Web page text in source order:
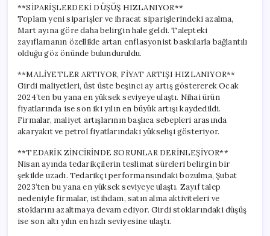
**SİPARİŞLERDEKİ DÜŞÜŞ HIZLANIYOR**
Toplam yeni siparişler ve ihracat siparişlerindeki azalma,
Mart ayına göre daha belirgin hale geldi. Talepteki
zayıflamanın özellikle artan enflasyonist baskılarla bağlantılı
olduğu göz önünde bulunduruldu.
**MALİYETLER ARTIYOR, FİYAT ARTIŞI HIZLANIYOR**
Girdi maliyetleri, üst üste beşinci ay artış göstererek Ocak
2024’ten bu yana en yüksek seviyeye ulaştı. Nihai ürün
fiyatlarında ise son iki yılın en büyük artışı kaydedildi.
Firmalar, maliyet artışlarının başlıca sebepleri arasında
akaryakıt ve petrol fiyatlarındaki yükselişi gösteriyor.
**TEDARİK ZİNCİRİNDE SORUNLAR DERİNLEŞİYOR**
Nisan ayında tedarikçilerin teslimat süreleri belirgin bir
şekilde uzadı. Tedarikçi performansındaki bozulma, Şubat
2023’ten bu yana en yüksek seviyeye ulaştı. Zayıf talep
nedeniyle firmalar, istihdam, satın alma aktiviteleri ve
stoklarını azaltmaya devam ediyor. Girdi stoklarındaki düşüş
ise son altı yılın en hızlı seviyesine ulaştı.